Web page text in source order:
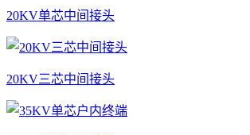
20KV单芯中间接头
20KV三芯中间接头